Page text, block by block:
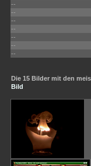
--
--
--
--
--
--
--
Die 15 Bilder mit den
Bild